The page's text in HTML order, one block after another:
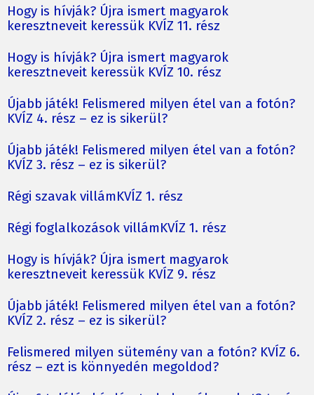
Hogy is hívják? Újra ismert magyarok
keresztneveit keressük KVÍZ 11. rész
Hogy is hívják? Újra ismert magyarok
keresztneveit keressük KVÍZ 10. rész
Újabb játék! Felismered milyen étel van a fotón?
KVÍZ 4. rész – ez is sikerül?
Újabb játék! Felismered milyen étel van a fotón?
KVÍZ 3. rész – ez is sikerül?
Régi szavak villámKVÍZ 1. rész
Régi foglalkozások villámKVÍZ 1. rész
Hogy is hívják? Újra ismert magyarok
keresztneveit keressük KVÍZ 9. rész
Újabb játék! Felismered milyen étel van a fotón?
KVÍZ 2. rész – ez is sikerül?
Felismered milyen sütemény van a fotón? KVÍZ 6.
rész – ezt is könnyedén megoldod?